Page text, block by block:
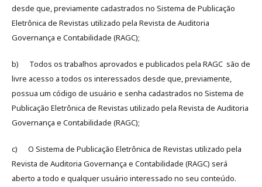
desde que, previamente cadastrados no Sistema de Publicação
Eletrônica de Revistas utilizado pela Revista de Auditoria
Governança e Contabilidade (RAGC);
b) Todos os trabalhos aprovados e publicados pela RAGC são de
livre acesso a todos os interessados desde que, previamente,
possua um código de usuário e senha cadastrados no Sistema de
Publicação Eletrônica de Revistas utilizado pela Revista de Auditoria
Governança e Contabilidade (RAGC);
c) O Sistema de Publicação Eletrônica de Revistas utilizado pela
Revista de Auditoria Governança e Contabilidade (RAGC) será
aberto a todo e qualquer usuário interessado no seu conteúdo.